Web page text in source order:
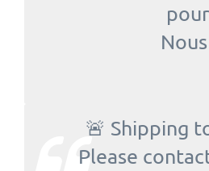
🚨 Shipping
Please